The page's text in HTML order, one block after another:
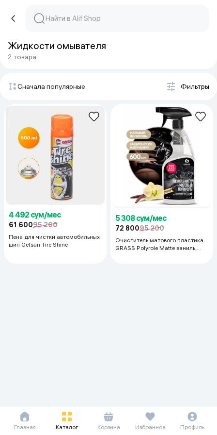
Жидкости омывателя
2 товара
Сначала популярные Фильтры
4 492 сум/мес
61 60095 200
Пена для чистки автомобильных
шин Getsun Tire Shine
5 308 сум/мес
72 80095 200
Очиститель матового пластика
GRASS Polyrole Matte ваниль,
Главная Каталог Корзина Избранное Профиль